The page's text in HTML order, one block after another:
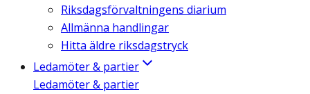
Riksdagsförvaltningens diarium
Allmänna handlingar
Hitta äldre riksdagstryck
Ledamöter & partier
Ledamöter & partier